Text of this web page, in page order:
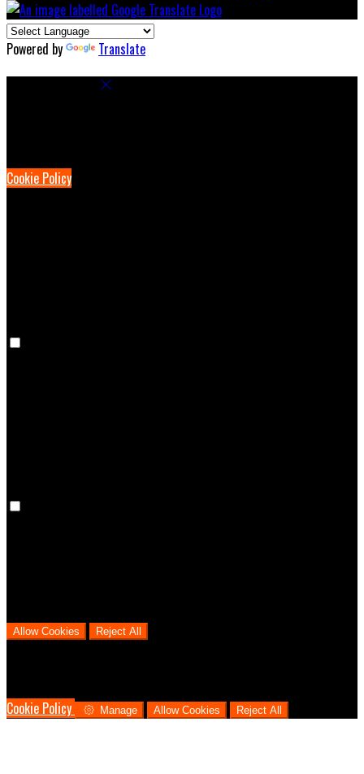
Powered by Translate
Cookie Policy
Allow Cookies Reject All
Cookie Policy
Manage Allow Cookies Reject All